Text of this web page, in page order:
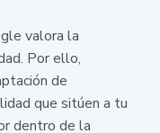
valora la
Por ello,
de
que sitúen a tu
dentro de la